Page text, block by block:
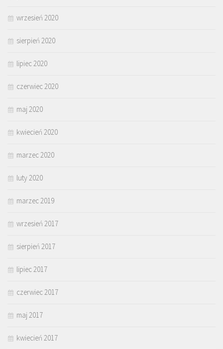
wrzesień 2020
sierpień 2020
lipiec 2020
czerwiec 2020
maj 2020
kwiecień 2020
marzec 2020
luty 2020
marzec 2019
wrzesień 2017
sierpień 2017
lipiec 2017
czerwiec 2017
maj 2017
kwiecień 2017